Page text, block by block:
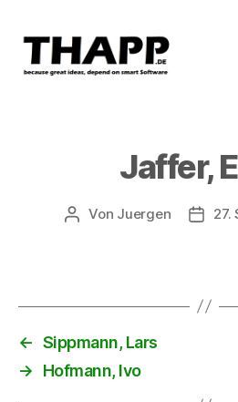
Jaffer,
Beitragsautor
Von Juergen 27.
← Sippmann, Lars
→
Hofmann, Ivo